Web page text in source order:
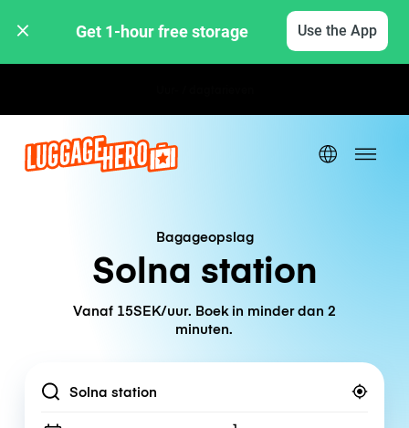
Get 1-hour free storage Use the App
Bagageopslag
Solna station
Vanaf 15SEK/uur. Boek in minder dan 2
minuten.
Location